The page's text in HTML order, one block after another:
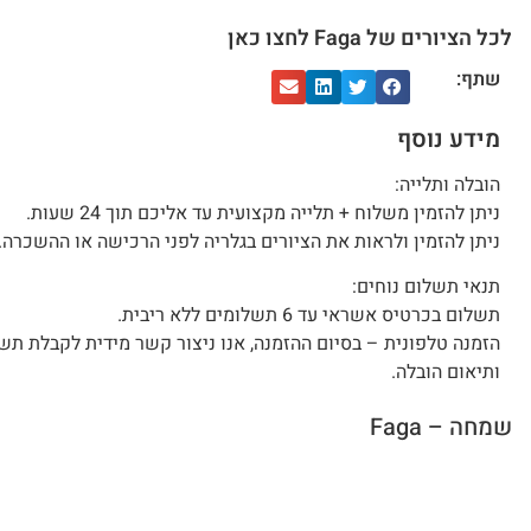
לכל הציורים של Faga לחצו כאן
שתף:
מידע נוסף
הובלה ותלייה:
ניתן להזמין משלוח + תלייה מקצועית עד אליכם תוך 24 שעות.
ניתן להזמין ולראות את הציורים בגלריה לפני הרכישה או
תנאי תשלום נוחים:
תשלום בכרטיס אשראי עד 6 תשלומים ללא ריבית.
הזמנה טלפונית – בסיום ההזמנה, אנו ניצור קשר מידית לקבלת
ותיאום הובלה.
שמחה – Faga